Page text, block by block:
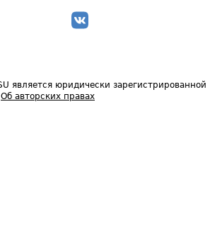
является юридически зарегистрированной
Об авторских правах